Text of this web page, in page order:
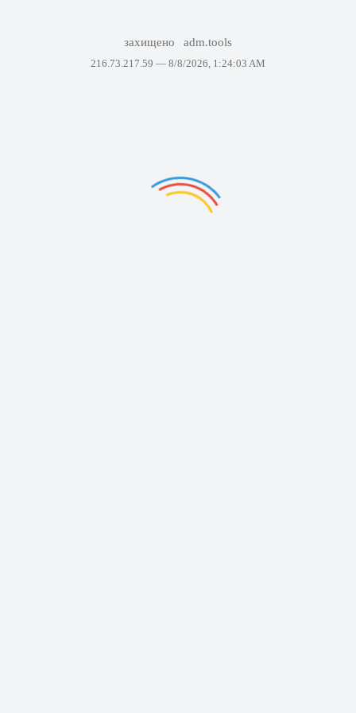
захищено adm.tools
216.73.217.59 — 8/8/2026, 1:24:03 AM